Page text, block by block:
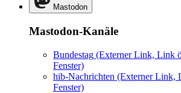
Mastodon
Mastodon-Kanäle
Bundestag (Externer Link, Link
Fenster)
hib-Nachrichten (Externer Link,
Fenster)